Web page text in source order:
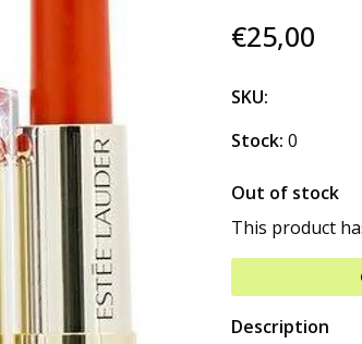
€25,00
SKU:
Stock: 0
Out of stock
This product
Description